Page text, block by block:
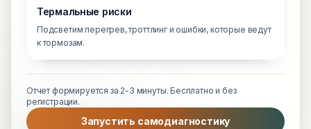
Термальные риски
Подсветим перегрев, троттлинг и ошибки, которые ведут
к тормозам.
Отчет формируется за 2-3 минуты. Бесплатно и без
регистрации.
Запустить самодиагностику